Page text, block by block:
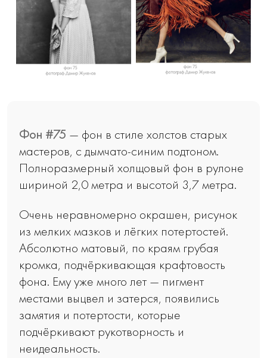
Фон #75 — фон в стиле холстов старых
мастеров, с дымчато-синим подтоном.
Полноразмерный холщовый фон в рулоне
шириной 2,0 метра и высотой 3,7 метра.
Очень неравномерно окрашен, рисунок
из мелких мазков и лёгких потертостей.
Абсолютно матовый, по краям грубая
кромка, подчёркивающая крафтовость
фона. Ему уже много лет — пигмент
местами выцвел и затерся, появились
замятия и потертости, которые
подчёркивают рукотворность и
неидеальность.